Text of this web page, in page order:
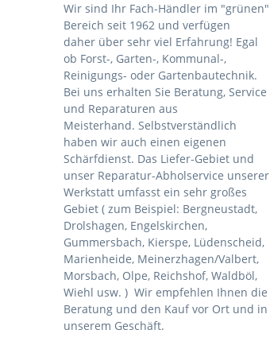
Wir sind Ihr Fach-Händler im "grünen"
Bereich seit 1962 und verfügen
daher über sehr viel Erfahrung! Egal
ob Forst-, Garten-, Kommunal-,
Reinigungs- oder Gartenbautechnik.
Bei uns erhalten Sie Beratung, Service
und Reparaturen aus
Meisterhand. Selbstverständlich
haben wir auch einen eigenen
Schärfdienst. Das Liefer-Gebiet und
unser Reparatur-Abholservice unserer
Werkstatt umfasst ein sehr großes
Gebiet ( zum Beispiel: Bergneustadt,
Drolshagen, Engelskirchen,
Gummersbach, Kierspe, Lüdenscheid,
Marienheide, Meinerzhagen/Valbert,
Morsbach, Olpe, Reichshof, Waldböl,
Wiehl usw. ) Wir empfehlen Ihnen die
Beratung und den Kauf vor Ort und in
unserem Geschäft.